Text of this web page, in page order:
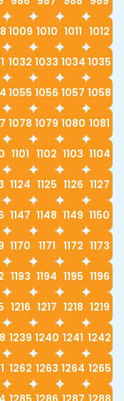
1009 1010 1011 1012
1032 1033 1034 1035
1055 1056 1057 1058
1078 1079 1080 1081
1101 1102 1103 1104
1124 1125 1126 1127
1147 1148 1149 1150
1170 1171 1172 1173
1193 1194 1195 1196
1216 1217 1218 1219
1239 1240 1241 1242
1262 1263 1264 1265